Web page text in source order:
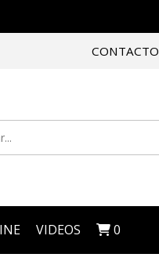
CONTACTO
VIDEOS 0